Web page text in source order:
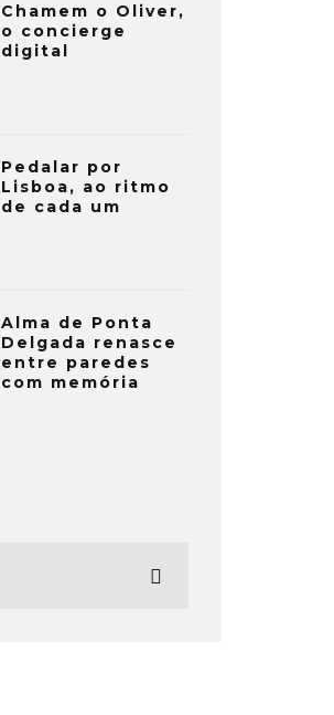
Chamem o Oliver,
o concierge
digital
Pedalar por
Lisboa, ao ritmo
de cada um
Alma de Ponta
Delgada renasce
entre paredes
com memória